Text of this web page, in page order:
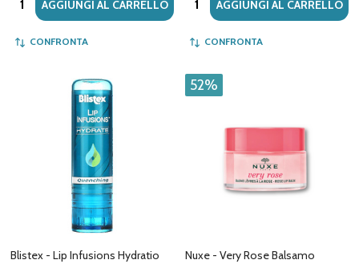
AGGIUNGI AL CARRELLO
CONFRONTA
AGGIUNGI AL CARRELLO
CONFRONTA
Blistex - Lip Infusions Hydratio
52%
Nuxe - Very Rose Balsamo